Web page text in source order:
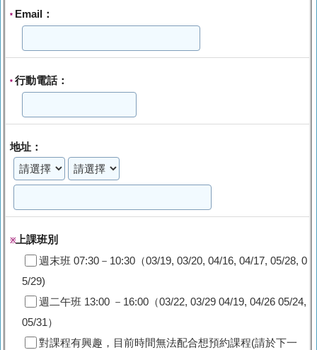
* Email：
* 行動電話：
地址：
※上課班別
週末班 07:30－10:30（03/19, 03/20, 04/16, 04/17, 05/28, 0
5/29)
週二午班 13:00 －16:00（03/22, 03/29 04/19, 04/26 05/24,
05/31）
對課程有興趣，目前時間無法配合想預約課程(請於下一